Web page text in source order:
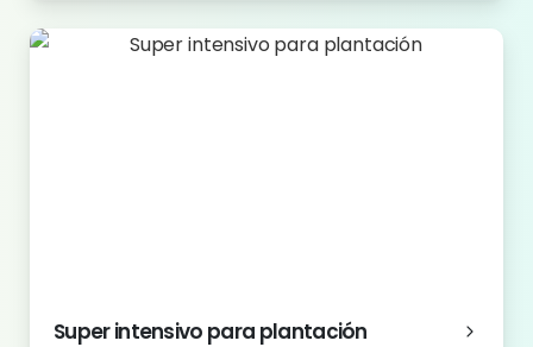
Super intensivo para plantación